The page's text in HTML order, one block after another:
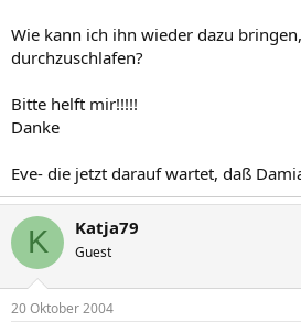
Wie kann ich ihn wieder dazu
durchzuschlafen?
Bitte helft mir!!!!!
Danke
Eve- die jetzt darauf wartet, daß
K Katja79
Guest
20 Oktober 2004